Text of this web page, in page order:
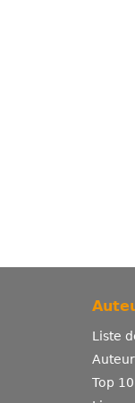
Liste
Top